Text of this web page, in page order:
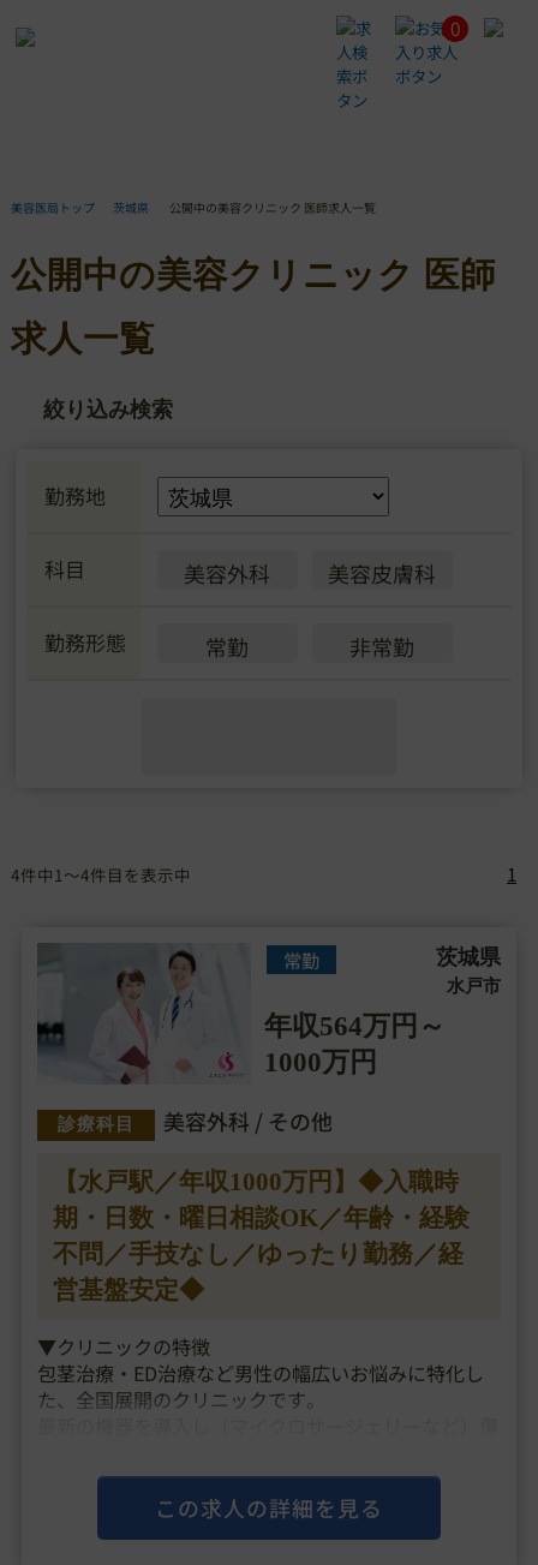
公
開
ニ
ク
医
求
0
美容医局トップ 茨城県 公開中の美容クリニック 医師求人一覧
公開中の美容クリニック 医師
求人一覧
絞り込み検索
勤務地
科目 美容外科 美容皮膚科
勤務形態 常勤 非常勤
4件中1～4件目を表示中 1
常勤 茨城県
水戸市
年収564万円～
1000万円
診療科目 美容外科 / その他
【水戸駅／年収1000万円】◆入職時
期・日数・曜日相談OK／年齢・経験
不問／手技なし／ゆったり勤務／経
営基盤安定◆
▼クリニックの特徴
包茎治療・ED治療など男性の幅広いお悩みに特化し
た、全国展開のクリニックです。
上に努めています。
レッドオーシャン化しつつある美容外科医市場で、一
般の美容外科とブランディングが被らず、
この求人の詳細を見る